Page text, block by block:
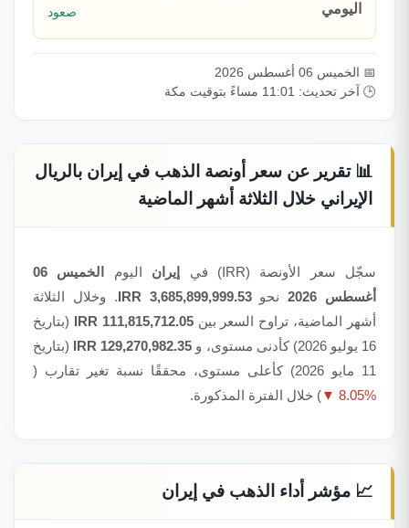
اليومي
صعود
📅 الخميس 06 أغسطس 2026
🕒 آخر تحديث: 11:01 مساءً بتوقيت مكة
📊 تقرير عن سعر أونصة الذهب في إيران بالريال
الإيراني خلال الثلاثة أشهر الماضية
سجّل سعر الأونصة (IRR) في إيران اليوم
الخميس 06
أغسطس 2026
نحو3,685,899,999.53 IRR
. وخلال الثلاثة
أشهر الماضية، تراوح السعر بين111,815,712.05 IRR
(بتاريخ
16 يوليو 2026) كأدنى مستوى، و
129,270,982.35 IRR
(بتاريخ
11 مايو 2026) كأعلى مستوى، محققًا نسبة تغير تقارب (
▼ 8.05%) خلال الفترة المذكورة.
📈 مؤشر أداء الذهب في إيران